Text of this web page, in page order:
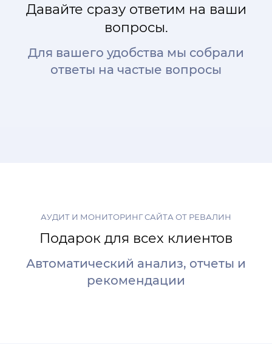
Давайте сразу ответим на ваши
вопросы.
Для вашего удобства мы собрали
ответы на частые вопросы
АУДИТ И МОНИТОРИНГ САЙТА ОТ РЕВАЛИН
Подарок для всех клиентов
Автоматический анализ, отчеты и
рекомендации